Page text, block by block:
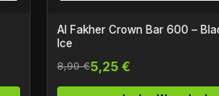
Al Fakher Crown Bar 600 –
Ice
8,90 €5,25 €